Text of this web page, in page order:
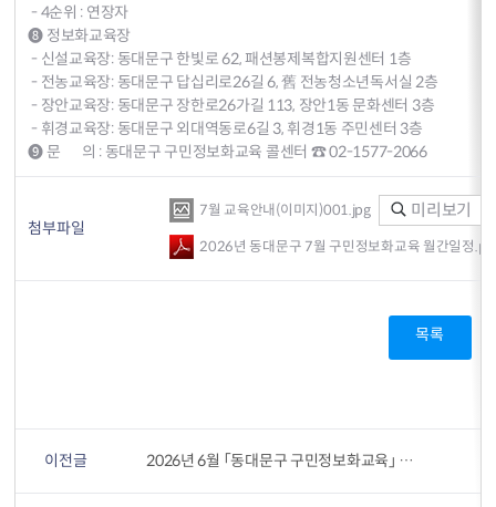
- 4순위 : 연장자
❽ 정보화교육장
- 신설교육장: 동대문구 한빛로 62, 패션봉제복합지원센터 1층
- 전농교육장: 동대문구 답십리로26길 6, 舊 전농청소년독서실 2층
- 장안교육장: 동대문구 장한로26가길 113, 장안1동 문화센터 3층
- 휘경교육장: 동대문구 외대역동로6길 3, 휘경1동 주민센터 3층
❾ 문 의 : 동대문구 구민정보화교육 콜센터 ☎ 02-1577-2066
첨부파일
7월 교육안내(이미지)001.jpg 미리보기
2026년 동대문구 7월 구민정보화교육 월간일정
목록
이전글 2026년 6월 「동대문구 구민정보화교육」 대면교육 안내